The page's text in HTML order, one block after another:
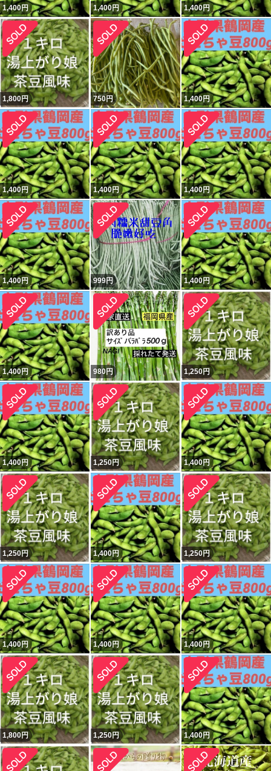
1,400円 1,400円 1,400円
1,800円 750円 1,400円
1,400円 1,400円 1,400円
1,400円 999円 1,400円
1,400円 980円 1,250円
1,400円 1,250円 1,400円
1,250円 1,400円 1,250円
1,400円 1,400円 1,400円
1,800円 1,250円 1,400円